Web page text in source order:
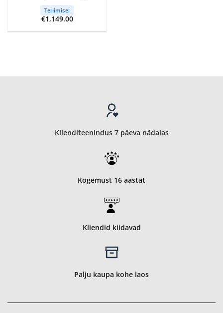
Tellimisel
€1,149.00
Klienditeenindus 7 päeva nädalas
Kogemust 16 aastat
Kliendid kiidavad
Palju kaupa kohe laos